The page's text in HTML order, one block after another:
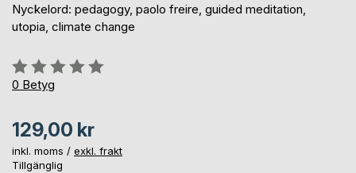
Nyckelord: pedagogy, paolo freire, guided meditation,
utopia, climate change
Betyg::
0%
0 Betyg
129,00 kr
inkl. moms / exkl. frakt
Tillgänglig